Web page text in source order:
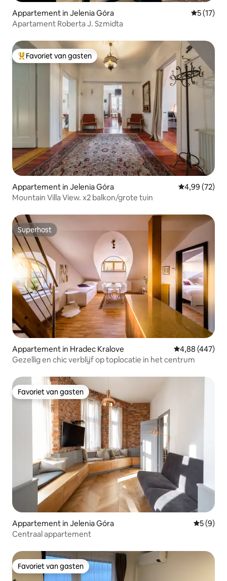
Appartement in Jelenia Góra
5 (17)
Apartament Roberta J. Szmidta
Topfavoriet van gasten
Favoriet van gasten
Appartement in Jelenia Góra Gemiddelde
4,99 (72)
Mountain Villa View. x2 balkon/grote tuin
Superhost
Superhost
Appartement in Hradec Kralove Gemiddelde
4,88 (447)
Gezellig en chic verblijf op toplocatie in het centrum
Favoriet van gasten
Favoriet van gasten
Appartement in Jelenia Góra
5 (9)
Centraal appartement
Favoriet van gasten
Favoriet van gasten